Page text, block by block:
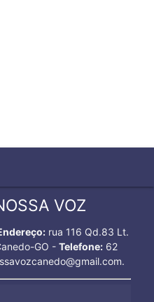
VOZ
rua 116 Qd.83 Lt.
GO - Telefone:62